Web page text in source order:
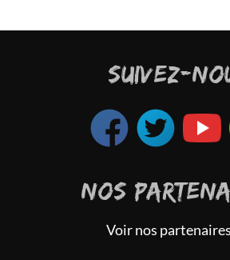
SUIVEZ-
NOS
Voir nos partenaires